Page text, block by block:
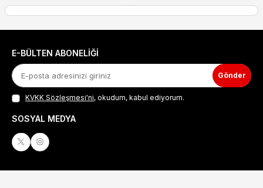
E-BÜLTEN ABONELIĞI
Gönder
KVKK Sözleşmesi'ni, okudum, kabul ediyorum.
SOSYAL MEDYA